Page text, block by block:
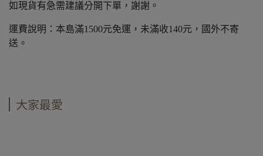
如現貨有急需建議分開下單，謝謝。
運費說明：本島滿1500元免運，未滿收140元，國外不寄
送。
大家最愛